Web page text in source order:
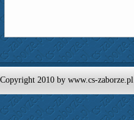
Copyright 2010 by www.cs-zaborze.pl